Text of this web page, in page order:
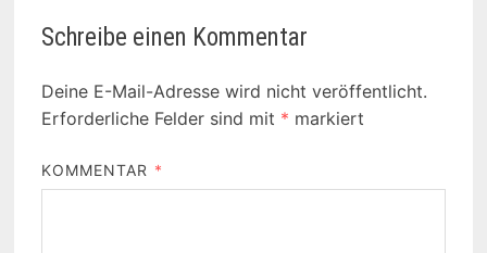
Schreibe einen Kommentar
Deine E-Mail-Adresse wird nicht veröffentlicht.
Erforderliche Felder sind mit * markiert
KOMMENTAR *